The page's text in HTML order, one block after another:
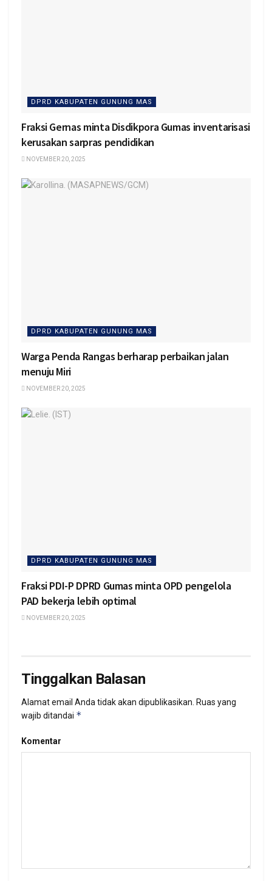
DPRD KABUPATEN GUNUNG MAS
Fraksi Gernas minta Disdikpora Gumas inventarisasi
kerusakan sarpras pendidikan
NOVEMBER 20, 2025
DPRD KABUPATEN GUNUNG MAS
Warga Penda Rangas berharap perbaikan jalan
menuju Miri
NOVEMBER 20, 2025
DPRD KABUPATEN GUNUNG MAS
Fraksi PDI-P DPRD Gumas minta OPD pengelola
PAD bekerja lebih optimal
NOVEMBER 20, 2025
Tinggalkan Balasan
Alamat email Anda tidak akan dipublikasikan. Ruas yang
wajib ditandai *
Komentar